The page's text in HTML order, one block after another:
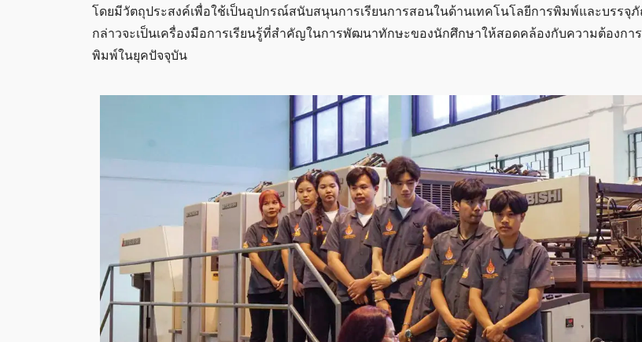
โดยมีวัตถุประสงค์เพื่อใช้เป็นอุปกรณ์สนับสนุนการเรียนการสอนในด้านเทคโนโลยีการพิมพ์และบรรจุ
กล่าวจะเป็นเครื่องมือการเรียนรู้ที่สำคัญในการพัฒนาทักษะของนักศึกษาให้สอดคล้องกับความต้องกา
พิมพ์ในยุคปัจจุบัน